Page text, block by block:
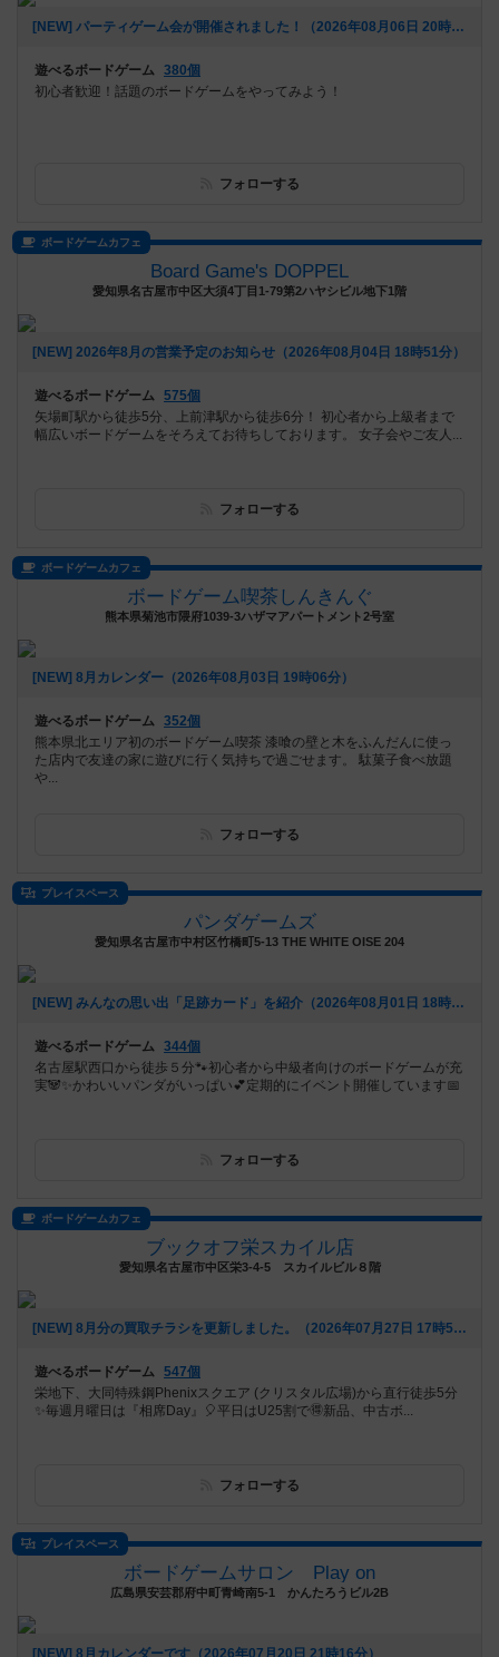
[NEW] パーティゲーム会が開催されました！（2026年08月06日 20時08分）
遊べるボードゲーム 380個
初心者歓迎！話題のボードゲームをやってみよう！
フォローする
ボードゲームカフェ
Board Game's DOPPEL
愛知県名古屋市中区大須4丁目1-79第2ハヤシビル地下1階
[NEW] 2026年8月の営業予定のお知らせ（2026年08月04日 18時51分）
遊べるボードゲーム 575個
矢場町駅から徒歩5分、上前津駅から徒歩6分！ 初心者から上級者まで
幅広いボードゲームをそろえてお待ちしております。 女子会やご友人...
フォローする
ボードゲームカフェ
ボードゲーム喫茶しんきんぐ
熊本県菊池市隈府1039-3ハザマアパートメント2号室
[NEW] 8月カレンダー（2026年08月03日 19時06分）
遊べるボードゲーム 352個
熊本県北エリア初のボードゲーム喫茶 漆喰の壁と木をふんだんに使っ
た店内で友達の家に遊びに行く気持ちで過ごせます。 駄菓子食べ放題
や...
フォローする
プレイスペース
パンダゲームズ
愛知県名古屋市中村区竹橋町5-13 THE WHITE OISE 204
[NEW] みんなの思い出「足跡カード」を紹介（2026年08月01日 18時17分）
遊べるボードゲーム 344個
名古屋駅西口から徒歩５分🐾初心者から中級者向けのボードゲームが充
実🐼✨かわいいパンダがいっぱい💕定期的にイベント開催しています📅
フォローする
ボードゲームカフェ
ブックオフ栄スカイル店
愛知県名古屋市中区栄3-4-5 スカイルビル８階
[NEW] 8月分の買取チラシを更新しました。（2026年07月27日 17時53分）
遊べるボードゲーム 547個
栄地下、大同特殊鋼Phenixスクエア (クリスタル広場)から直行徒歩5分
✨毎週月曜日は『相席Day』🎈平日はU25割で🉐新品、中古ボ...
フォローする
プレイスペース
ボードゲームサロン Play on
広島県安芸郡府中町青崎南5-1 かんたろうビル2B
[NEW] 8月カレンダーです（2026年07月20日 21時16分）